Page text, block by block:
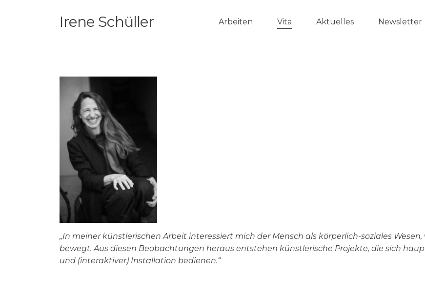
Irene Schüller Arbeiten Vita Aktuelles Newsletter
„In meiner künstlerischen Arbeit interessiert mich der Mensch als körperlich-soziales
bewegt. Aus diesen Beobachtungen heraus entstehen künstlerische Projekte, die sich
und (interaktiver) Installation bedienen.“